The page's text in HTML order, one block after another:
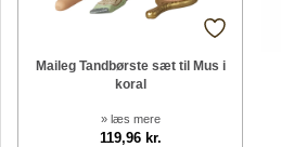
Maileg Tandbørste sæt til Mus i
koral
» læs mere
119,96 kr.